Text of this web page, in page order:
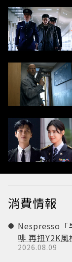
消費情報
Nespresso「
啡 再扭Y2K風
2026.08.09